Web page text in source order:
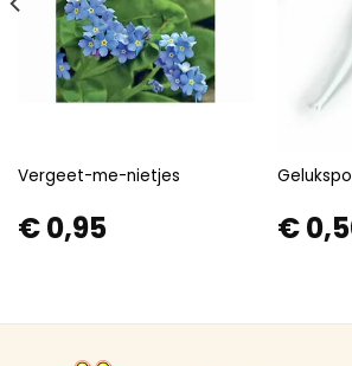
Vergeet-me-nietjes
€0,95 €